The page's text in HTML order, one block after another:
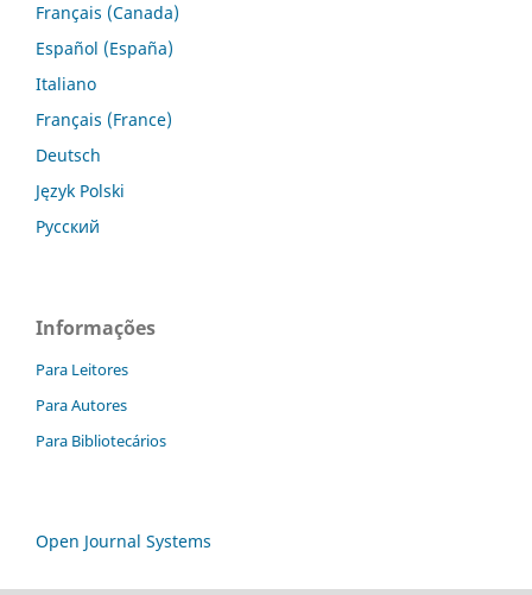
Français (Canada)
Español (España)
Italiano
Français (France)
Deutsch
Język Polski
Русский
Informações
Para Leitores
Para Autores
Para Bibliotecários
Open Journal Systems